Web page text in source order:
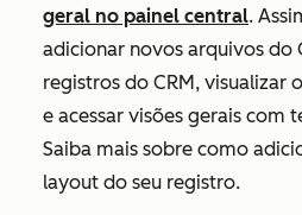
geral no painel central.
adicionar novos arquivos do
registros do CRM, visualizar
e acessar visões gerais com
Saiba mais sobre como
layout do seu registro.